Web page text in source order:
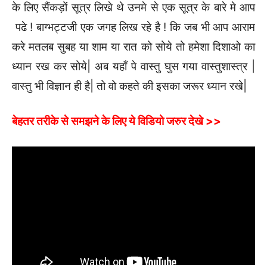
के लिए सैंकड़ों सूत्र लिखे थे उनमे से एक सूत्र के बारे मे आप
पढे ! बाग्भट्टजी एक जगह लिख रहे है ! कि जब भी आप आराम
करे मतलब सुबह या शाम या रात को सोये तो हमेशा दिशाओ का
ध्यान रख कर सोये| अब यहाँ पे वास्तु घुस गया वास्तुशास्त्र |
वास्तु भी विज्ञान ही है| तो वो कहते की इसका जरूर ध्यान रखे|
बेहतर तरीके से समझने के लिए ये विडियो जरुर देखे >>